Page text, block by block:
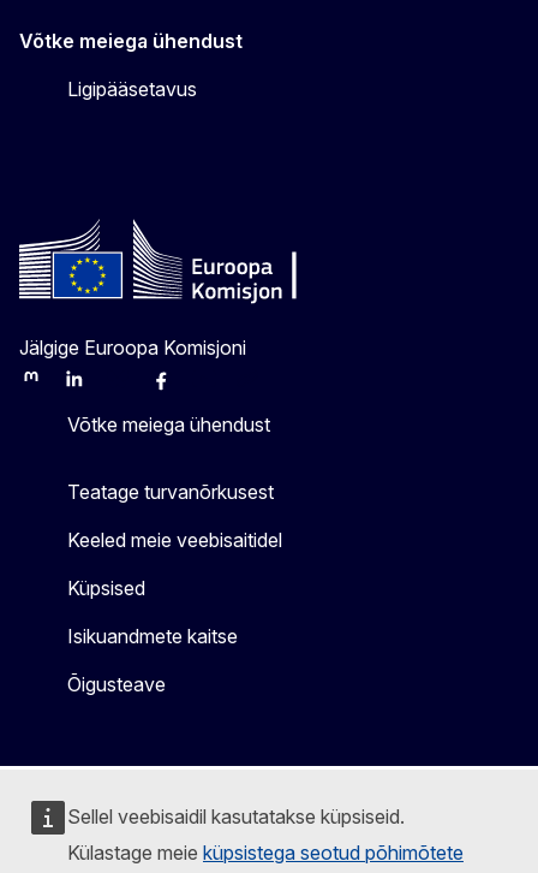
Sellel veebisaidil kasutatakse küpsiseid.
Külastage meie küpsistega seotud põhimõtete
Võtke meiega ühendust
Ligipääsetavus
Jälgige Euroopa Komisjoni
MastodonLinkedInBlueskyFacebook
Võtke meiega ühendust
Teatage turvanõrkusest
Keeled meie veebisaitidel
Küpsised
Isikuandmete kaitse
Õigusteave